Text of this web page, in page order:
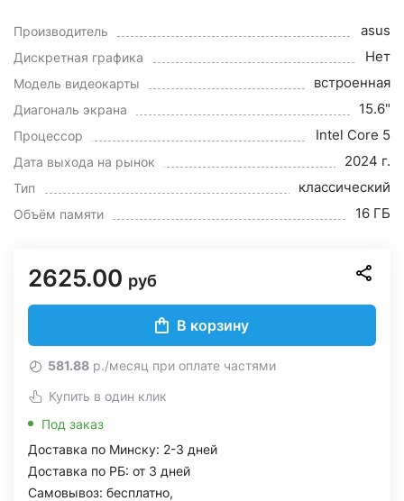
Производитель asus
Дискретная графика Нет
Модель видеокарты встроенная
Диагональ экрана 15.6"
Процессор Intel Core 5
Дата выхода на рынок 2024 г.
Тип классический
Объём памяти 16 ГБ
2625.00 руб
В корзину
581.88 р./месяц при оплате частями
Купить в один клик
Под заказ
Доставка по Минску: 2-3 дней
Доставка по РБ: от 3 дней
Самовывоз: бесплатно,